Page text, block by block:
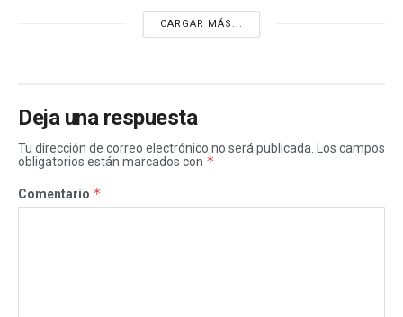
CARGAR MÁS...
Deja una respuesta
Tu dirección de correo electrónico no será publicada. Los campos
obligatorios están marcados con *
Comentario *